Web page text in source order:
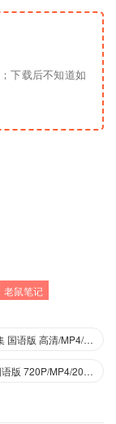
；下载后不知道如
老鼠笔记
上一篇：益智动画片《老鼠笔记之探秘城市》全500集 国语版 高清/MP4/22.5G 动画片老鼠笔记之探秘城市下载
下一篇：益智动画片《青果双语动物认知》全42集 国语版 720P/MP4/203M 动画片青果双语动物认知下载